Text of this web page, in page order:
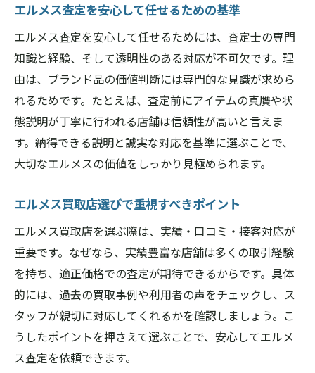
エルメス買取専門店の特徴と比較ポイント
エルメス買取査定の事前準備で高評価へ
エルメス買取価格表を参考にするコツ
エルメス査定で信頼できる対応とは
納得できるエルメス査定を受けるには
エルメス査定で納得できる価格を得る工夫
エルメス買取定価以上を目指すポイント
ブランド買取どこがいいか迷った時の判断
基準
エルメス査定で不明点を解消する質問例
エルメス買取査定を複数比較するメリット
エルメス買取価格の傾向と安心ポイント
エルメス査定で知るべき買取価格の動向
エルメス買取高い店舗が持つ共通の特徴
エルメス査定を安心して任せるための基準
エルメス査定を安心して任せるためには、査定士の専門
知識と経験、そして透明性のある対応が不可欠です。理
由は、ブランド品の価値判断には専門的な見識が求めら
れるためです。たとえば、査定前にアイテムの真贋や状
態説明が丁寧に行われる店舗は信頼性が高いと言えま
す。納得できる説明と誠実な対応を基準に選ぶことで、
大切なエルメスの価値をしっかり見極められます。
エルメス買取店選びで重視すべきポイント
エルメス買取店を選ぶ際は、実績・口コミ・接客対応が
重要です。なぜなら、実績豊富な店舗は多くの取引経験
を持ち、適正価格での査定が期待できるからです。具体
的には、過去の買取事例や利用者の声をチェックし、ス
タッフが親切に対応してくれるかを確認しましょう。こ
うしたポイントを押さえて選ぶことで、安心してエルメ
ス査定を依頼できます。